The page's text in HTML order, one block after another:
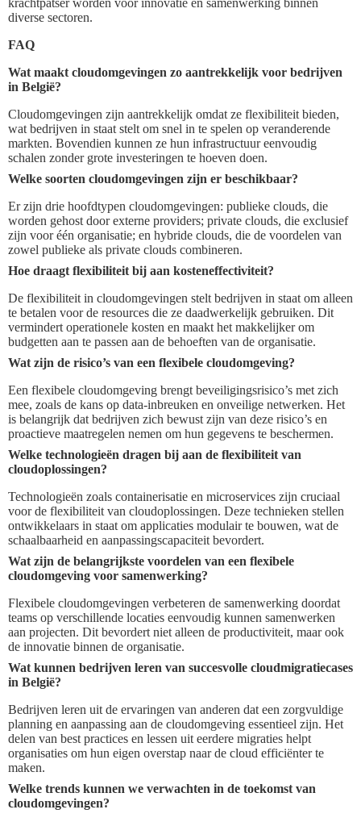
krachtpatser worden voor innovatie en samenwerking binnen
diverse sectoren.
FAQ
Wat maakt cloudomgevingen zo aantrekkelijk voor bedrijven
in België?
Cloudomgevingen zijn aantrekkelijk omdat ze flexibiliteit bieden,
wat bedrijven in staat stelt om snel in te spelen op veranderende
markten. Bovendien kunnen ze hun infrastructuur eenvoudig
schalen zonder grote investeringen te hoeven doen.
Welke soorten cloudomgevingen zijn er beschikbaar?
Er zijn drie hoofdtypen cloudomgevingen: publieke clouds, die
worden gehost door externe providers; private clouds, die exclusief
zijn voor één organisatie; en hybride clouds, die de voordelen van
zowel publieke als private clouds combineren.
Hoe draagt flexibiliteit bij aan kosteneffectiviteit?
De flexibiliteit in cloudomgevingen stelt bedrijven in staat om alleen
te betalen voor de resources die ze daadwerkelijk gebruiken. Dit
vermindert operationele kosten en maakt het makkelijker om
budgetten aan te passen aan de behoeften van de organisatie.
Wat zijn de risico’s van een flexibele cloudomgeving?
Een flexibele cloudomgeving brengt beveiligingsrisico’s met zich
mee, zoals de kans op data-inbreuken en onveilige netwerken. Het
is belangrijk dat bedrijven zich bewust zijn van deze risico’s en
proactieve maatregelen nemen om hun gegevens te beschermen.
Welke technologieën dragen bij aan de flexibiliteit van
cloudoplossingen?
Technologieën zoals containerisatie en microservices zijn cruciaal
voor de flexibiliteit van cloudoplossingen. Deze technieken stellen
ontwikkelaars in staat om applicaties modulair te bouwen, wat de
schaalbaarheid en aanpassingscapaciteit bevordert.
Wat zijn de belangrijkste voordelen van een flexibele
cloudomgeving voor samenwerking?
Flexibele cloudomgevingen verbeteren de samenwerking doordat
teams op verschillende locaties eenvoudig kunnen samenwerken
aan projecten. Dit bevordert niet alleen de productiviteit, maar ook
de innovatie binnen de organisatie.
Wat kunnen bedrijven leren van succesvolle cloudmigratiecases
in België?
Bedrijven leren uit de ervaringen van anderen dat een zorgvuldige
planning en aanpassing aan de cloudomgeving essentieel zijn. Het
delen van best practices en lessen uit eerdere migraties helpt
organisaties om hun eigen overstap naar de cloud efficiënter te
maken.
Welke trends kunnen we verwachten in de toekomst van
cloudomgevingen?